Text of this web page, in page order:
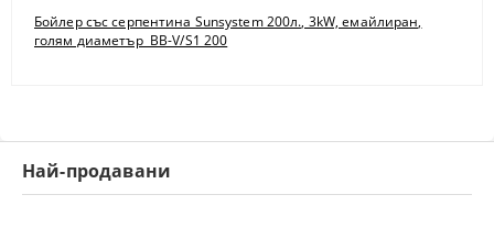
Бойлер със серпентина Sunsystem 200л., 3kW, емайлиран,
голям диаметър BB-V/S1 200
Най-продавани